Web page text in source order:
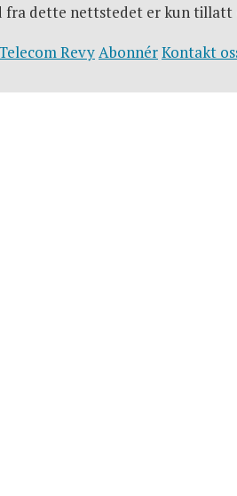
fra dette nettstedet er kun
RevyAbonnérKontakt